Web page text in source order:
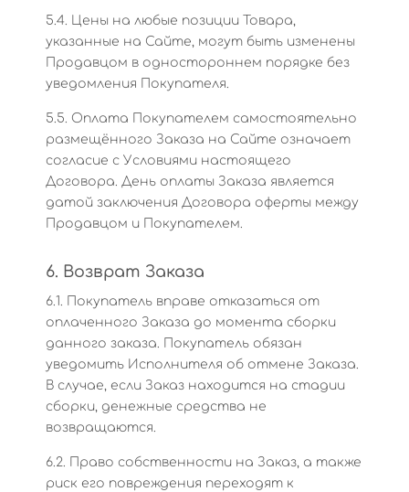
5.4. Цены на любые позиции Товара,
указанные на Сайте, могут быть изменены
Продавцом в одностороннем порядке без
уведомления Покупателя.
5.5. Оплата Покупателем самостоятельно
размещённого Заказа на Сайте означает
согласие с Условиями настоящего
Договора. День оплаты Заказа является
датой заключения Договора оферты между
Продавцом и Покупателем.
6. Возврат Заказа
6.1. Покупатель вправе отказаться от
оплаченного Заказа до момента сборки
данного заказа. Покупатель обязан
уведомить Исполнителя об отмене Заказа.
В случае, если Заказ находится на стадии
сборки, денежные средства не
возвращаются.
6.2. Право собственности на Заказ, а также
риск его повреждения переходят к